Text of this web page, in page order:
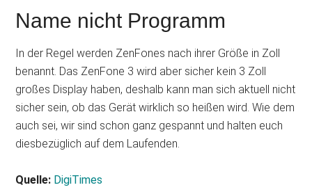
Name nicht Programm
In der Regel werden ZenFones nach ihrer Größe in Zoll
benannt. Das ZenFone 3 wird aber sicher kein 3 Zoll
großes Display haben, deshalb kann man sich aktuell nicht
sicher sein, ob das Gerät wirklich so heißen wird. Wie dem
auch sei, wir sind schon ganz gespannt und halten euch
diesbezüglich auf dem Laufenden.
Quelle: DigiTimes